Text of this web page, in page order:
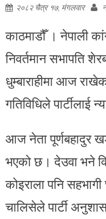
२०८२ चैत्र १७, मंगलवार
काठमाडौँ । नेपाली
निवर्तमान सभापति
धुम्बाराहीमा आज
गतिविधिले पार्टीलाई
आज नेता पूर्णबहादुर
भएको छ। देउवा भने
कोइराला पनि
चालिसेले पार्टी